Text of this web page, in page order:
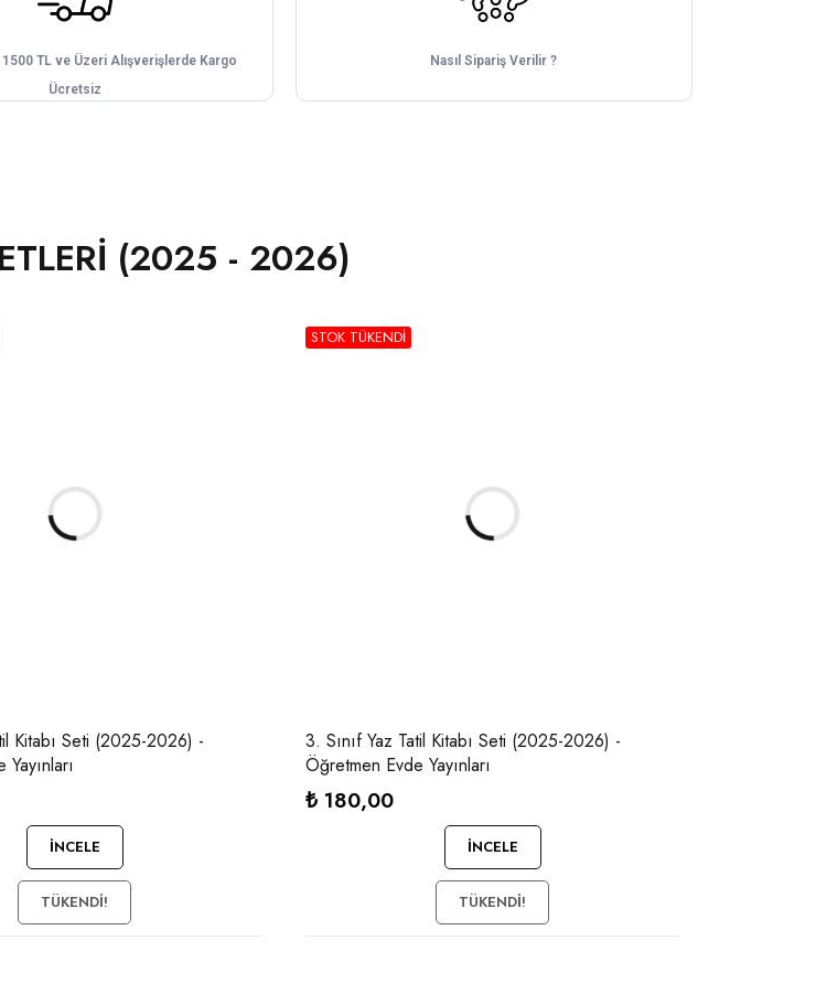
1500 TL ve Üzeri Alışverişlerde Kargo
Ücretsiz
Nasıl Sipariş Verilir ?
(2025 - 2026)
Kitabı Seti (2025-2026) -
İNCELE
TÜKENDI!
STOK TÜKENDI
3. Sınıf Yaz Tatil Kitabı Seti (2025-2026) -
Öğretmen Evde Yayınları
₺ 180,00
İNCELE
TÜKENDI!